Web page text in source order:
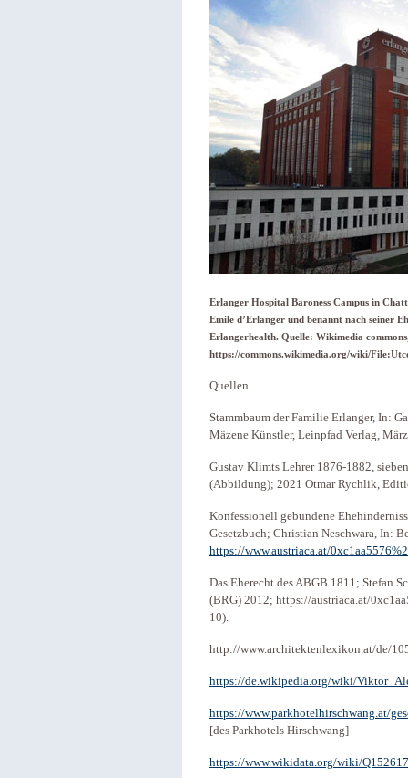
Erlanger Hospital Baroness Campus in
Emile d’Erlanger und benannt nach seiner
Erlangerhealth. Quelle: Wikimedia
https://commons.wikimedia.org/wiki/
Quellen
Stammbaum der Familie Erlanger, In:
Mäzene Künstler, Leinpfad Verlag,
Gustav Klimts Lehrer 1876-1882,
(Abbildung); 2021 Otmar Rychlik,
Konfessionell gebundene
Gesetzbuch; Christian Neschwara, In:
https://www.austriaca.at/
Das Eherecht des ABGB 1811; Stefan
(BRG) 2012; https://austriaca.at/
10).
http://www.architektenlexikon.at/de/
https://de.wikipedia.org/wiki/
https://www.parkhotelhirschwang.at/
[des Parkhotels Hirschwang]
https://www.wikidata.org/wiki/